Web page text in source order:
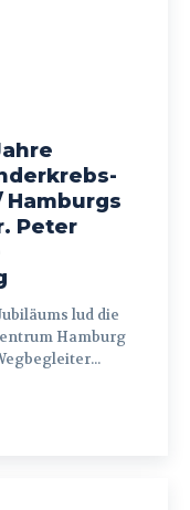
Hamburgs
Peter
Hamburg